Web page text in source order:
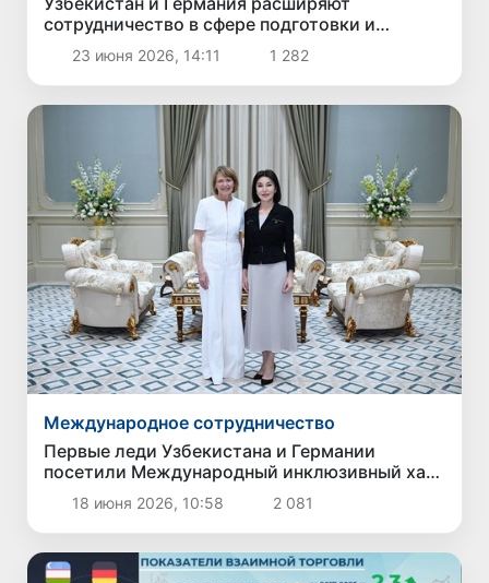
сотрудничество в сфере подготовки и
трудоустройства специалистов
23 июня 2026, 14:11 1 282
Международное сотрудничество
Первые леди Узбекистана и Германии
посетили Международный инклюзивный хаб
в Ташкенте
18 июня 2026, 10:58 2 081